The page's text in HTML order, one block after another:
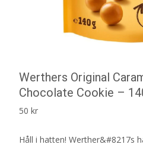
Werthers Original
Chocolate Cookie –
50 kr
Håll i hatten! Werther&#8217s